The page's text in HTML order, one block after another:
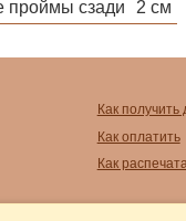
проймы сзади
2 см
Как получить
Как оплатить
Как